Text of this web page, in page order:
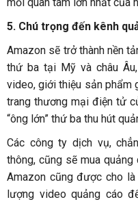
5. Chú trọng đến kênh
Amazon sẽ trở thành nền
thứ ba tại Mỹ và châu
video, giới thiệu sản phẩm
trang thương mại điện tử
“ông lớn” thứ ba thu hút
Các công ty dịch vụ,
thông, cũng sẽ mua
Amazon cũng được cho
lượng video quảng cáo